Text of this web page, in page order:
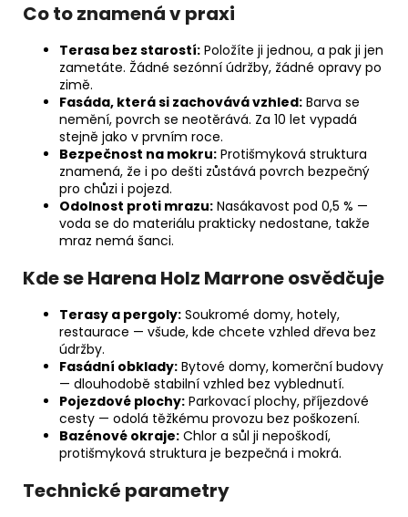
Co to znamená v praxi
Terasa bez starostí: Položíte ji jednou, a pak ji jen
zametáte. Žádné sezónní údržby, žádné opravy po
zimě.
Fasáda, která si zachovává vzhled: Barva se
nemění, povrch se neotěrává. Za 10 let vypadá
stejně jako v prvním roce.
Bezpečnost na mokru: Protišmyková struktura
znamená, že i po dešti zůstává povrch bezpečný
pro chůzi i pojezd.
Odolnost proti mrazu: Nasákavost pod 0,5 % —
voda se do materiálu prakticky nedostane, takže
mraz nemá šanci.
Kde se Harena Holz Marrone osvědčuje
Terasy a pergoly: Soukromé domy, hotely,
restaurace — všude, kde chcete vzhled dřeva bez
údržby.
Fasádní obklady: Bytové domy, komerční budovy
— dlouhodobě stabilní vzhled bez vyblednutí.
Pojezdové plochy: Parkovací plochy, příjezdové
cesty — odolá těžkému provozu bez poškození.
Bazénové okraje: Chlor a sůl ji nepoškodí,
protišmyková struktura je bezpečná i mokrá.
Technické parametry